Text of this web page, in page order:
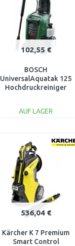
102,55 €
BOSCH
UniversalAquatak 125
Hochdruckreiniger
AUF LAGER
Vergleichen
536,04 €
Kärcher K 7 Premium
Smart Control